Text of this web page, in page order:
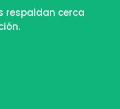
respaldan cerca